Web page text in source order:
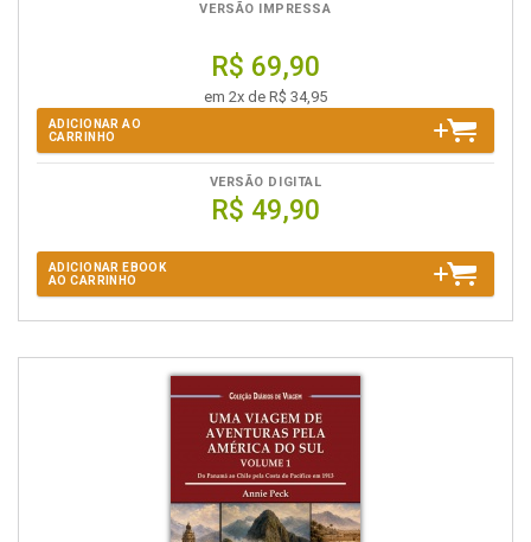
VERSÃO IMPRESSA
R$ 69,90
em 2x de R$ 34,95
ADICIONAR AO
CARRINHO
VERSÃO DIGITAL
R$ 49,90
ADICIONAR EBOOK
AO CARRINHO